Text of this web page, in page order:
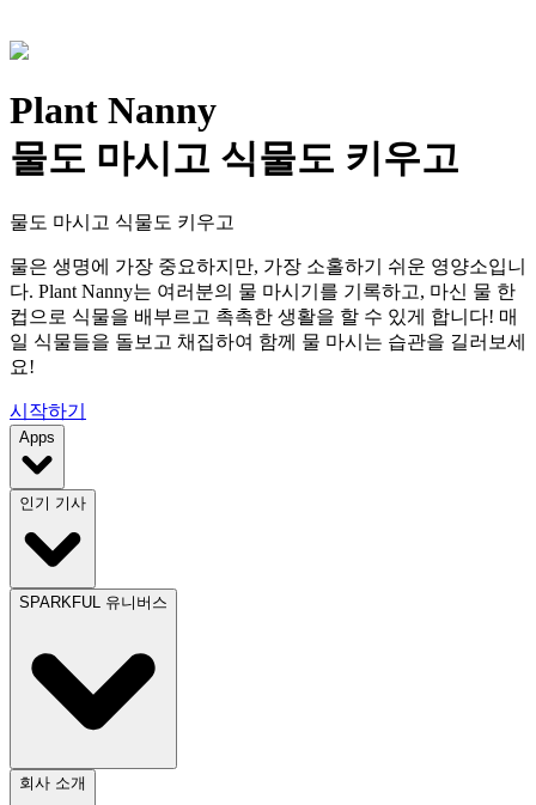
Plant Nanny
물도 마시고 식물도 키우고
물도 마시고 식물도 키우고
물은 생명에 가장 중요하지만, 가장 소홀하기 쉬운 영양소입니
다. Plant Nanny는 여러분의 물 마시기를 기록하고, 마신 물 한
컵으로 식물을 배부르고 촉촉한 생활을 할 수 있게 합니다! 매
일 식물들을 돌보고 채집하여 함께 물 마시는 습관을 길러보세
요!
시작하기
Apps
인기 기사
SPARKFUL 유니버스
회사 소개